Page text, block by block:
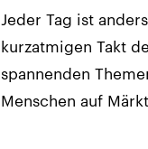
Jeder Tag ist
kurzatmigen Takt
spannenden
Menschen auf